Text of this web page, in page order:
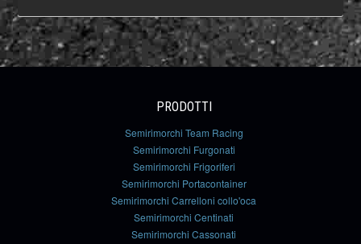
PRODOTTI
Semirimorchi Team Racing
Semirimorchi Furgonati
Semirimorchi Frigoriferi
Semirimorchi Portacontainer
Semirimorchi Carrelloni collo'oca
Semirimorchi Centinati
Semirimorchi Cassonati